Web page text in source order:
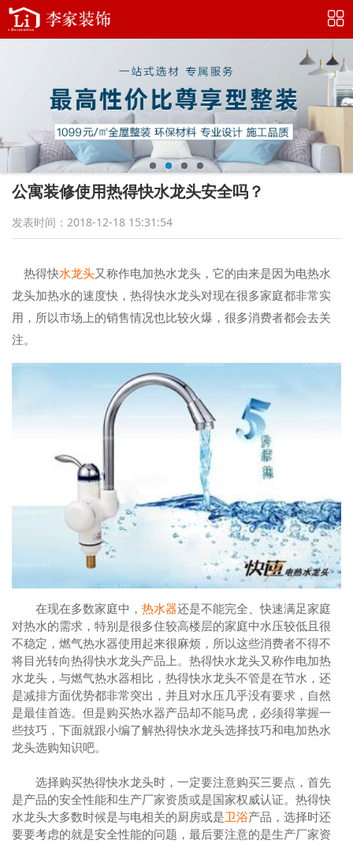
公寓装修使用热得快水龙头安全吗？
发表时间：2018-12-18 15:31:54
热得快水龙头又称作电加热水龙头，它的由来是因为电热水
龙头加热水的速度快，热得快水龙头对现在很多家庭都非常实
用，所以市场上的销售情况也比较火爆，很多消费者都会去关
注。
在现在多数家庭中， 热水器还是不能完全、快速满足家庭
对热水的需求，特别是很多住较高楼层的家庭中水压较低且很
不稳定，燃气热水器使用起来很麻烦，所以这些消费者不得不
将目光转向热得快水龙头产品上。热得快水龙头又称作电加热
水龙头，与燃气热水器相比，热得快水龙头不管是在节水，还
是减排方面优势都非常突出，并且对水压几乎没有要求，自然
是最佳首选。但是购买热水器产品却不能马虎，必须得掌握一
些技巧，下面就跟小编了解热得快水龙头选择技巧和电加热水
龙头选购知识吧。
选择购买热得快水龙头时，一定要注意购买三要点，首先
是产品的安全性能和生产厂家资质或是国家权威认证。热得快
水龙头大多数时候是与电相关的厨房或是卫浴产品，选择时还
要要考虑的就是安全性能的问题，最后要注意的是生产厂家资